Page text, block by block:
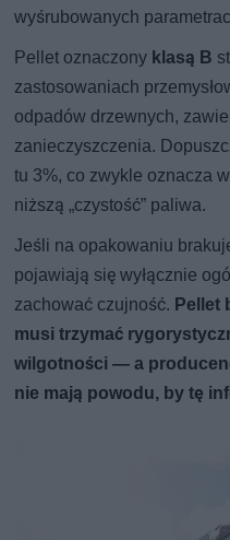
wyśrubowanych
Pellet oznaczony klasą B
zastosowaniach
odpadów drzewnych,
zanieczyszczenia.
tu 3%, co zwykle oznacza
niższą „czystość” paliwa.
Jeśli na opakowaniu
pojawiają się wyłącznie
zachować czujność. Pellet
musi trzymać
wilgotności — a
nie mają powodu, by tę